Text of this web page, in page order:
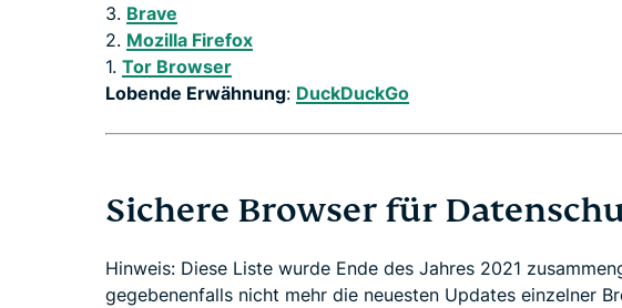
3. Brave
2. Mozilla Firefox
1. Tor Browser
Lobende Erwähnung: DuckDuckGo
Sichere Browser für
Hinweis: Diese Liste wurde Ende des Jahres 2021
gegebenenfalls nicht mehr die neuesten Updates einzelner